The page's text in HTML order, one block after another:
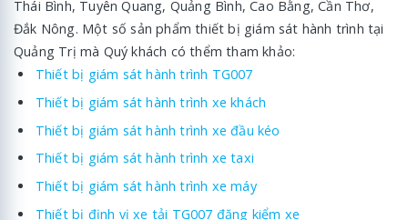
Thái Bình, Tuyên Quang, Quảng Bình, Cao Bằng, Cần Thơ,
Đắk Nông. Một số sản phẩm thiết bị giám sát hành trình tại
Quảng Trị mà Quý khách có thểm tham khảo:
Thiết bị giám sát hành trình TG007
Thiết bị giám sát hành trình xe khách
Thiết bị giám sát hành trình xe đầu kéo
Thiết bị giám sát hành trình xe taxi
Thiết bị giám sát hành trình xe máy
Thiết bị định vị xe tải TG007 đăng kiểm xe